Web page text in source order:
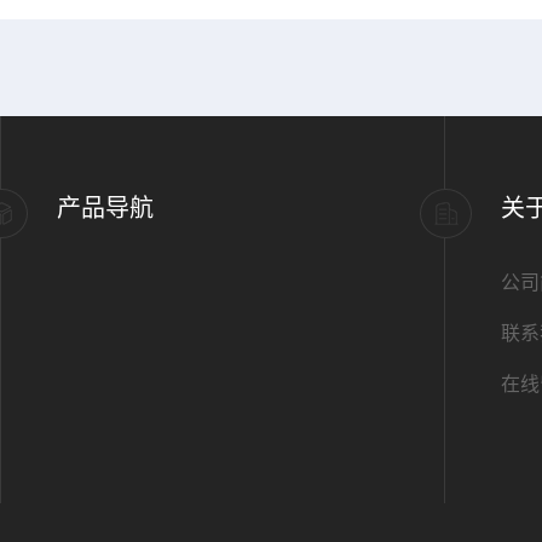
产品导航 关
公
联
在